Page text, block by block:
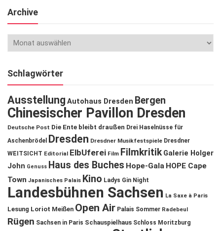
Archive
Schlagwörter
Ausstellung Autohaus Dresden Bergen
Chinesischer Pavillon Dresden
Deutsche Post Die Ente bleibt draußen Drei Haselnüsse für
Aschenbrödel
Dresden Dresdner Musikfestspiele Dresdner
WEITSICHT Editorial ElbUferei Film Filmkritik Galerie Holger
John Genuss Haus des Buches Hope-Gala HOPE Cape
Town Japanisches Palais Kino Ladys Gin Night
Landesbühnen Sachsen La Saxe à Paris
Lesung Loriot Meißen Open Air Palais Sommer Radebeul
Rügen Sachsen in Paris Schauspielhaus Schloss Moritzburg